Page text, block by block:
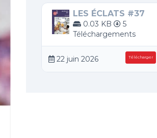
LES ÉCLATS #37
0.03 KB
5
Téléchargements
22 juin 2026 Télécharger